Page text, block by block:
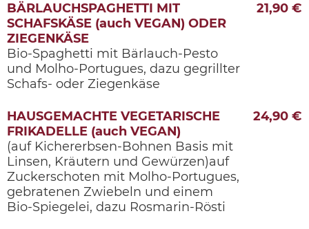
BÄRLAUCHSPAGHETTI MIT
SCHAFSKÄSE (auch VEGAN) ODER
ZIEGENKÄSE
Bio-Spaghetti mit Bärlauch-Pesto
und Molho-Portugues, dazu gegrillter
Schafs- oder Ziegenkäse
21,90 €
HAUSGEMACHTE VEGETARISCHE
FRIKADELLE (auch VEGAN)
(auf Kichererbsen-Bohnen Basis mit
Linsen, Kräutern und Gewürzen)auf
Zuckerschoten mit Molho-Portugues,
gebratenen Zwiebeln und einem
Bio-Spiegelei, dazu Rosmarin-Rösti
24,90 €